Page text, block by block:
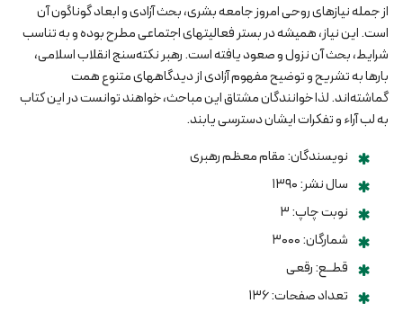
از جمله نیازهای روحی امروز جامعه بشری، بحث آزادی و ابعاد گوناگون آن
است. این نیاز، همیشه در بستر فعالیتهای اجتماعی مطرح بوده و به تناسب
شرایط، بحث آن نزول و صعود یافته است. رهبر نکته‌سنج انقلاب اسلامی،
بارها به تشریح و توضیح مفهوم آزادی از دیدگاههای متنوع همت
گماشته‌اند. لذا خوانندگان مشتاق این مباحث، خواهند توانست در این کتاب
به لب آراء و تفکرات ایشان دسترسی یابند.
نویسندگان: مقام معظم رهبری
سال نشر: ۱۳۹۰
نوبت چاپ: ۳
شمارگان: ۳۰۰۰
قطــع: رقعی
تعداد صفحات: ۱۳۶